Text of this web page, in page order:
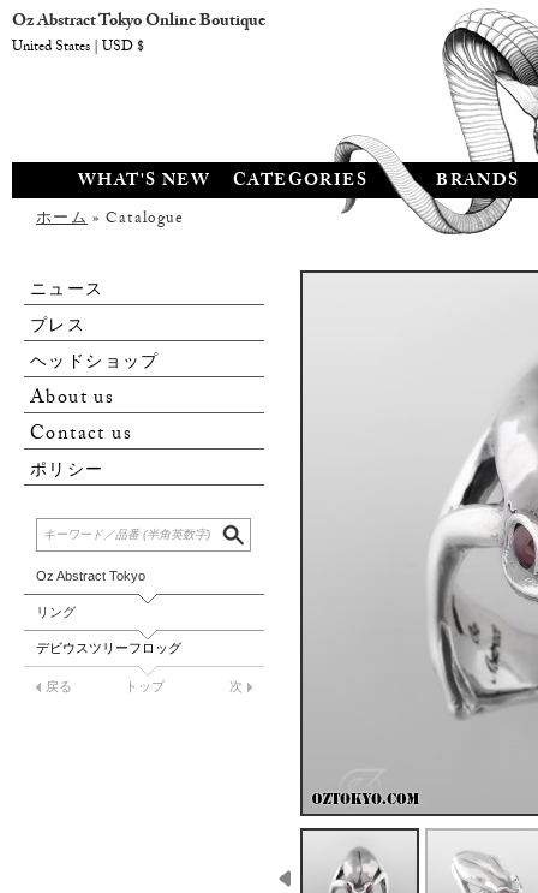
WHAT'S NEW CATEGORIES BRANDS
ホーム» Catalogue
ニュース
プレス
ヘッドショップ
About us
Contact us
ポリシー
Oz Abstract Tokyo
リング
デビウスツリーフロッグ
戻る トップ 次
Oz Abstract Tokyo Online Boutique
United States | USD $